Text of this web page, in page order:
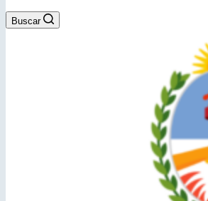
Buscar